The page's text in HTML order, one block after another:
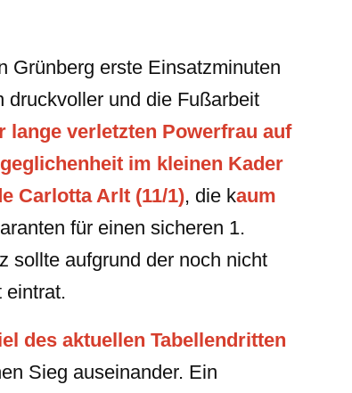
Grünberg erste Einsatzminuten
druckvoller und die Fußarbeit
lange verletzten Powerfrau auf
im kleinen Kader
Carlotta Arlt (11/1), die kaum
für einen sicheren 1.
sollte aufgrund der noch nicht
eintrat.
des aktuellen Tabellendritten
Sieg auseinander. Ein